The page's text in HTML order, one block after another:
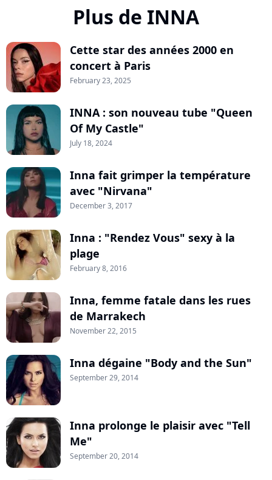
Plus de INNA
Cette star des années 2000 en
concert à Paris
February 23, 2025
INNA : son nouveau tube "Queen
Of My Castle"
July 18, 2024
Inna fait grimper la température
avec "Nirvana"
December 3, 2017
Inna : "Rendez Vous" sexy à la
plage
February 8, 2016
Inna, femme fatale dans les rues
de Marrakech
November 22, 2015
Inna dégaine "Body and the Sun"
September 29, 2014
Inna prolonge le plaisir avec "Tell
Me"
September 20, 2014